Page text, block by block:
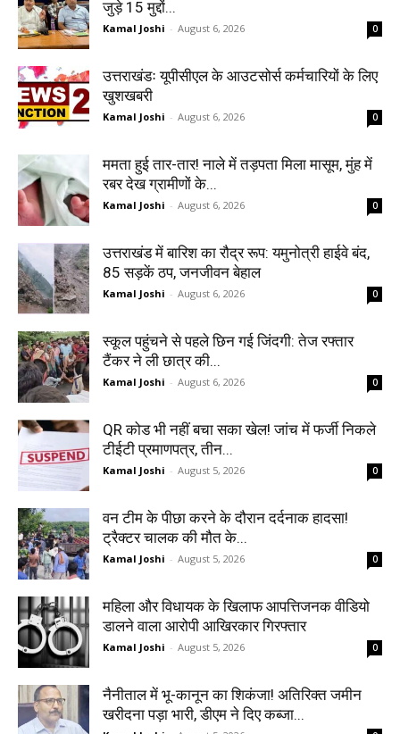
जुड़े 15 मुद्दों...
Kamal Joshi - August 6, 2026 0
उत्तराखंडः यूपीसीएल के आउटसोर्स कर्मचारियों के लिए
खुशखबरी
Kamal Joshi - August 6, 2026 0
ममता हुई तार-तार! नाले में तड़पता मिला मासूम, मुंह में
रबर देख ग्रामीणों के...
Kamal Joshi - August 6, 2026 0
उत्तराखंड में बारिश का रौद्र रूप: यमुनोत्री हाईवे बंद,
85 सड़कें ठप, जनजीवन बेहाल
Kamal Joshi - August 6, 2026 0
स्कूल पहुंचने से पहले छिन गई जिंदगी: तेज रफ्तार
टैंकर ने ली छात्र की...
Kamal Joshi - August 6, 2026 0
QR कोड भी नहीं बचा सका खेल! जांच में फर्जी निकले
टीईटी प्रमाणपत्र, तीन...
Kamal Joshi - August 5, 2026 0
वन टीम के पीछा करने के दौरान दर्दनाक हादसा!
ट्रैक्टर चालक की मौत के...
Kamal Joshi - August 5, 2026 0
महिला और विधायक के खिलाफ आपत्तिजनक वीडियो
डालने वाला आरोपी आखिरकार गिरफ्तार
Kamal Joshi - August 5, 2026 0
नैनीताल में भू-कानून का शिकंजा! अतिरिक्त जमीन
खरीदना पड़ा भारी, डीएम ने दिए कब्जा...